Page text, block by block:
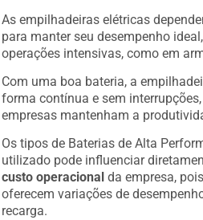
As empilhadeiras elétricas
para manter seu desempenho
operações intensivas, como em
Com uma boa bateria, a
forma contínua e sem
empresas mantenham a
Os tipos de Baterias de Alta
utilizado pode influenciar
custo operacional da empresa,
oferecem variações de
recarga.